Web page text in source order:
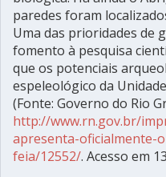
paredes foram
Uma das prioridades de
fomento à pesquisa
que os potenciais
espeleológico da
(Fonte: Governo do Rio
http://www.rn.gov.br/
apresenta-oficialmente-
feia/12552/. Acesso em